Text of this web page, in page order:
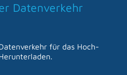
Datenverkehr
für das Hoch-